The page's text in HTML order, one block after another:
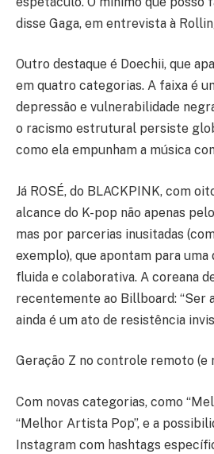
disse Gaga, em entrevista à
Outro destaque é Doechii, que
em quatro categorias. A faixa é
depressão e vulnerabilidade
o racismo estrutural persiste
como ela empunham a música
Já ROSÉ, do BLACKPINK, com
alcance do K-pop não apenas
mas por parcerias inusitadas
exemplo), que apontam para
fluida e colaborativa. A coreana
recentemente ao Billboard: “Ser
ainda é um ato de resistência
Geração Z no controle remoto (e
Com novas categorias, como
“Melhor Artista Pop”, e a
Instagram com hashtags